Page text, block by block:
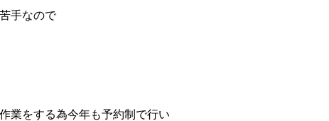
手なので
業をする為今年も予約制で行い